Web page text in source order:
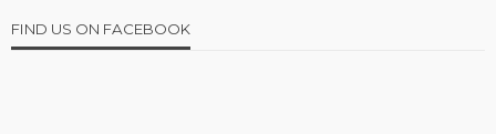
FIND US ON FACEBOOK